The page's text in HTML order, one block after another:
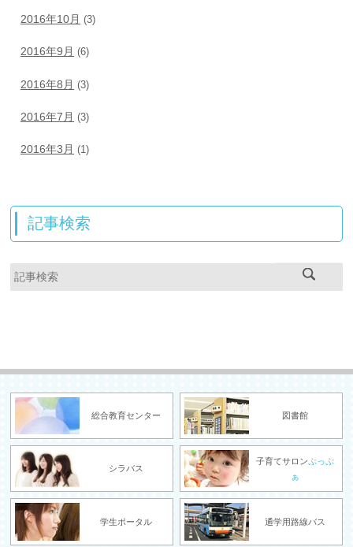
2016年10月 (3)
2016年9月 (6)
2016年8月 (3)
2016年7月 (3)
2016年3月 (1)
記事検索
総合教育センター 図書館
シラバス
子育てサロンぷっぷ
ぁ
学生ポータル 通学用路線バス